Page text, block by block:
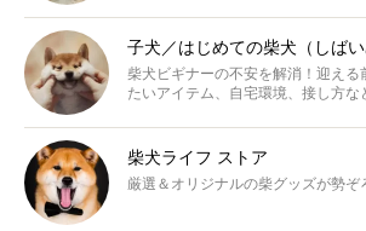
子犬／はじめての柴犬（しばい
柴犬ビギナーの不安を解消！迎える
たいアイテム、自宅環境、接し方な
柴犬ライフ ストア
厳選＆オリジナルの柴グッズが勢ぞ